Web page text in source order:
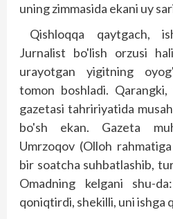
uning zimmasida ekani uy
Qishloqqa qaytgach,
Jurnalist bo'lish orzusi
urayotgan yigitning
tomon boshladi. Qarangki,
gazetasi tahririyatida
bo'sh ekan. Gazeta
Umrzoqov (Olloh
bir soatcha suhbatlashib,
Omadning kelgani shu-
qoniqtirdi, shekilli, uni ishga